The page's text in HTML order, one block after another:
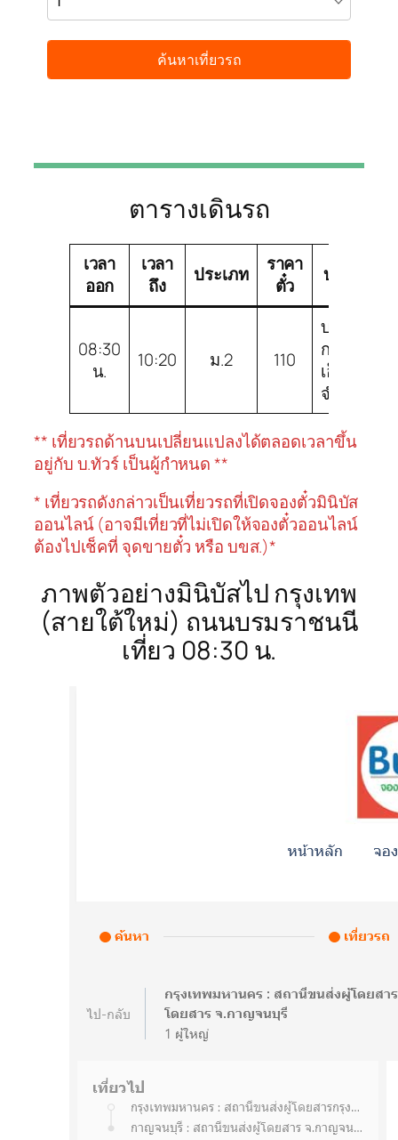
ตารางเดินรถ
เวลา
ออก
เวลา
ถึง
ประเภท
ราคา
ตั๋ว
บริษัททัวร์
08:30
น.
10:20 ม.2 110
บริษัท
กาญจนบุรี
เอ็กซ์เพรส
จำกัด
** เที่ยวรถด้านบนเปลี่ยนแปลงได้ตลอดเวลาขึ้น
อยู่กับ บ.ทัวร์ เป็นผู้กำหนด **
* เที่ยวรถดังกล่าวเป็นเที่ยวรถที่เปิดจองตั๋วมินิบัส
ออนไลน์ (อาจมีเที่ยวที่ไม่เปิดให้จองตั๋วออนไลน์
ต้องไปเช็คที่ จุดขายตั๋ว หรือ บขส.)*
ภาพตัวอย่างมินิบัสไป กรุงเทพ
(สายใต้ใหม่) ถนนบรมราชนนี
เที่ยว 08:30 น.